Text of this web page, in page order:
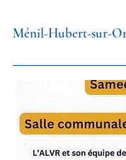
Ménil-Hubert-sur-